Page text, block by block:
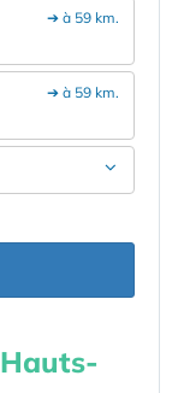
➔ à 59 km.
➔ à 59 km.
Hauts-